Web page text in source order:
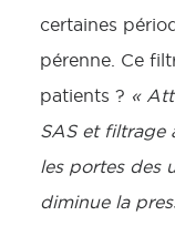
certaines
pérenne. Ce
patients ? «
SAS et filtrage
les portes des
diminue la